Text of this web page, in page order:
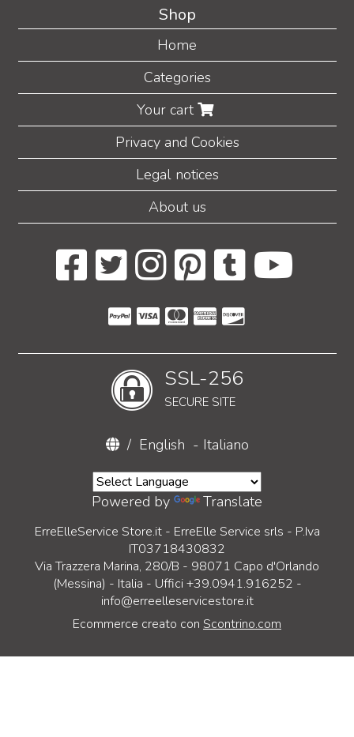
Shop
Home
Categories
Your cart
Privacy and Cookies
Legal notices
About us
SSL-256
SECURE SITE
/ English - Italiano
Powered by Translate
ErreElleService Store.it - ErreElle Service srls - P.Iva
IT03718430832
Via Trazzera Marina, 280/B - 98071 Capo d'Orlando
(Messina) - Italia - Uffici +39.0941.916252 -
info@erreelleservicestore.it
Ecommerce creato con Scontrino.com